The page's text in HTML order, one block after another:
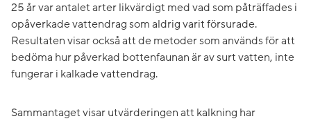
25 år var antalet arter likvärdigt med vad som påträffades i
opåverkade vattendrag som aldrig varit försurade.
Resultaten visar också att de metoder som används för att
bedöma hur påverkad bottenfaunan är av surt vatten, inte
fungerar i kalkade vattendrag.
Sammantaget visar utvärderingen att kalkning har